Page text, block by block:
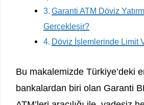
Garanti ATM Döviz
Gerçekleşir?
Döviz İşlemlerinde Limit
Bu makalemizde Türkiye’deki
bankalardan biri olan Garanti